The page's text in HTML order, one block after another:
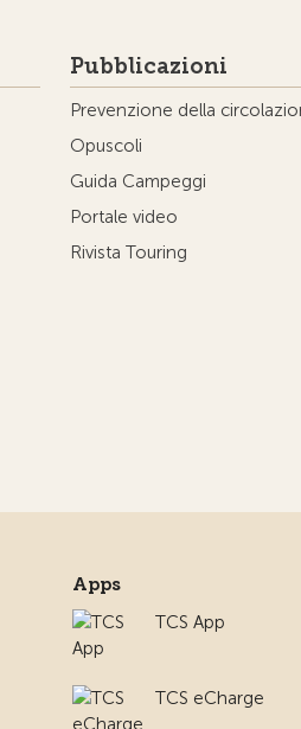
Pubblicazioni
Prevenzione della
Opuscoli
Guida Campeggi
Portale video
Rivista Touring
Apps
TCS App
TCS eCharge